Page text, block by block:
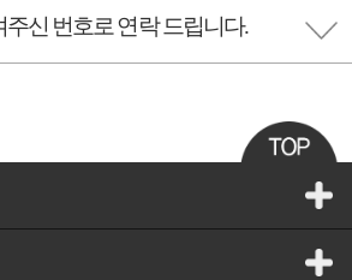
주신 번호로 연락 드립니다.